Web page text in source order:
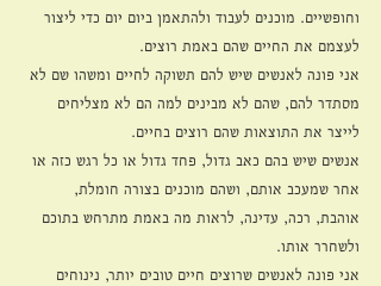
וחופשיים. מוכנים לעבוד ולהתאמן ביום יום כדי ליצור
לעצמם את החיים שהם באמת רוצים.
אני פונה לאנשים שיש להם תשוקה לחיים ומשהו שם לא
מסתדר להם, שהם לא מבינים למה הם לא מצליחים
לייצר את התוצאות שהם רוצים בחיים.
אנשים שיש בהם כאב גדול, פחד גדול או כל רגש כזה או
אחר שמעכב אותם, ושהם מוכנים בצורה חומלת,
אוהבת, רכה, עדינה, לראות מה באמת מתרחש בתוכם
ולשחרר אותו.
אני פונה לאנשים שרוצים חיים טובים יותר, נינוחים